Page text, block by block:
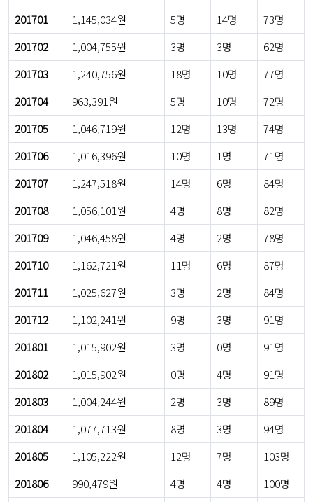
201701
1,145,034원 5명 14명
73명
201702
1,004,755원 3명 3명
62명
201703
1,240,756원 18명 10명
77명
201704
963,391원 5명 10명
72명
201705
1,046,719원 12명 13명
74명
201706
1,016,396원 10명 1명
71명
201707
1,247,518원 14명 6명
84명
201708
1,056,101원 4명 8명
82명
201709
1,046,458원 4명 2명
78명
201710
1,162,721원 11명 6명
87명
201711
1,025,627원 3명 2명
84명
201712
1,102,241원 9명 3명
91명
201801
1,015,902원 3명 0명
91명
201802
1,015,902원 0명 4명
91명
201803
1,004,244원 2명 3명
89명
201804
1,077,713원 8명 3명
94명
201805
1,105,222원 12명 7명
103명
201806
990,479원 4명 4명
100명